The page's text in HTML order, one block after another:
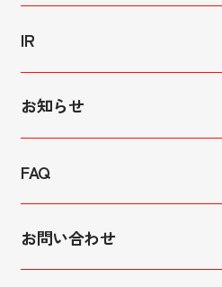
ハイウェイ・セキュリティー
ボディーガード
駐車場運営管理
マンション代行管理
IR
IRライブラリ
連結経営成績
株式情報
電子公告
お知らせ
FAQ
お問い合わせ